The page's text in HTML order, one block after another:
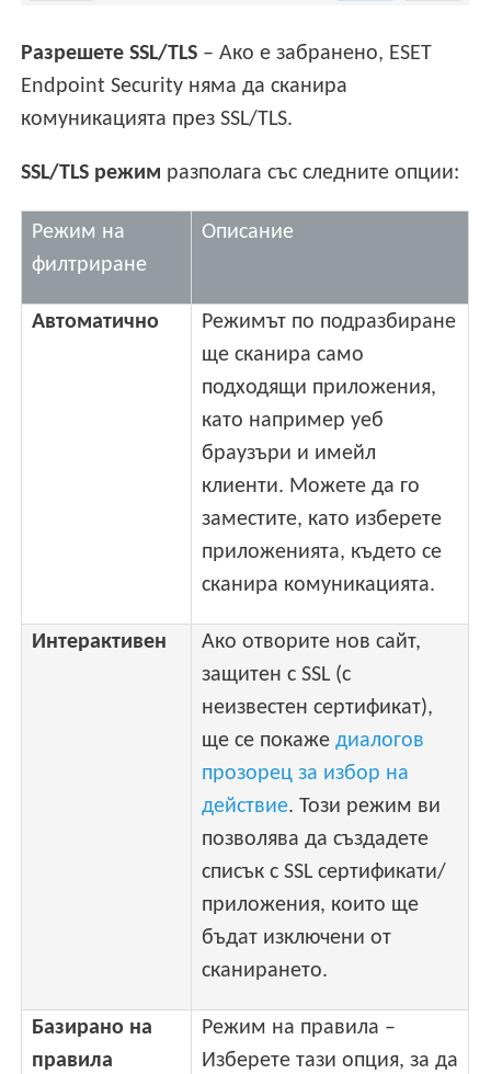
Разрешете SSL/TLS – Ако е забранено, ESET
Endpoint Security няма да сканира
комуникацията през SSL/TLS.
SSL/TLS режим разполага със следните опции:
Режим на
филтриране
Описание
Автоматично
Режимът по подразбиране
ще сканира само
подходящи приложения,
като например уеб
браузъри и имейл
клиенти. Можете да го
заместите, като изберете
приложенията, където се
сканира комуникацията.
Интерактивен
Ако отворите нов сайт,
защитен с SSL (с
неизвестен сертификат),
ще се покажедиалогов
прозорец за избор на
действие. Този режим ви
позволява да създадете
списък с SSL сертификати/
приложения, които ще
бъдат изключени от
сканирането.
Базирано на
правила
Режим на правила –
Изберете тази опция, за да